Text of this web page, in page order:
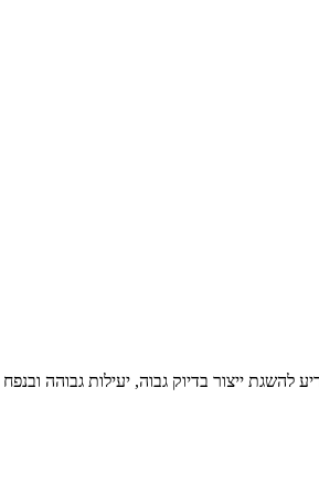
ייצור בדיוק גבוה, יעילות גבוהה